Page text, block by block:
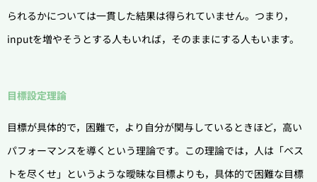
られるかについては一貫した結果は得られていません。つまり，
inputを増やそうとする人もいれば，そのままにする人もいます。
目標設定理論
目標が具体的で，困難で，より自分が関与しているときほど，高い
パフォーマンスを導くという理論です。この理論では，人は「ベス
トを尽くせ」というような曖昧な目標よりも，具体的で困難な目標